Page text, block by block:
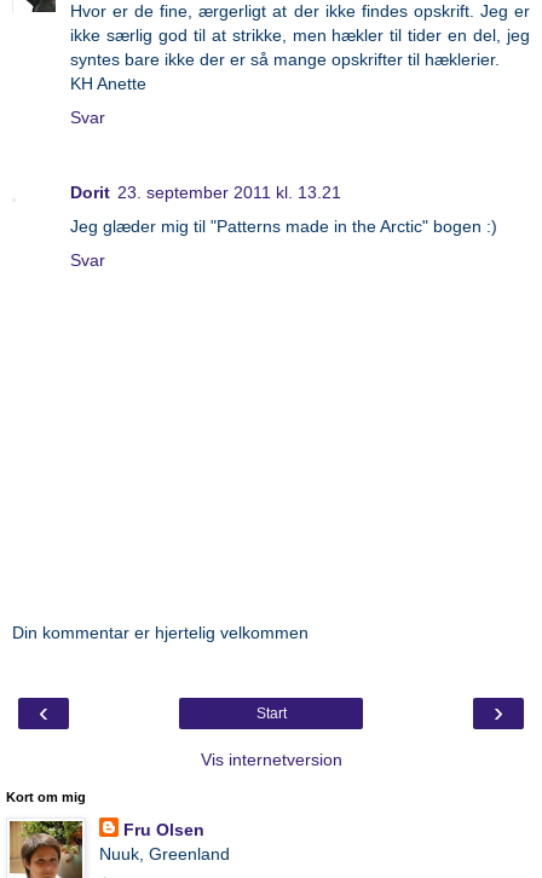
Hvor er de fine, ærgerligt at der ikke findes opskrift. Jeg er
ikke særlig god til at strikke, men hækler til tider en del, jeg
syntes bare ikke der er så mange opskrifter til hæklerier.
KH Anette
Svar
Dorit 23. september 2011 kl. 13.21
Jeg glæder mig til "Patterns made in the Arctic" bogen :)
Svar
Din kommentar er hjertelig velkommen
‹ ›
Start
Vis internetversion
Kort om mig
Fru Olsen
Nuuk, Greenland